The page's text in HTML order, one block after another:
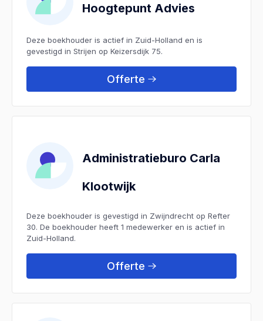
Hoogtepunt Advies
Deze boekhouder is actief in Zuid-Holland en is
gevestigd in Strijen op Keizersdijk 75.
Offerte
Administratieburo Carla
Klootwijk
Deze boekhouder is gevestigd in Zwijndrecht op Refter
30. De boekhouder heeft 1 medewerker en is actief in
Zuid-Holland.
Offerte